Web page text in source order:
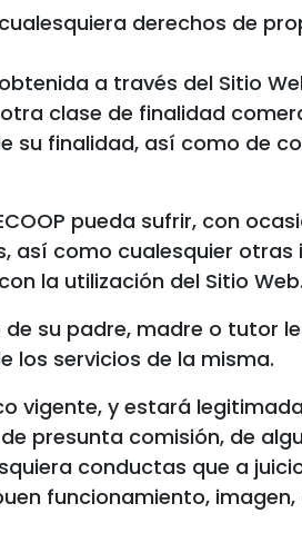
derechos de
a través del Sitio
clase de finalidad
su finalidad, así como de
pueda sufrir, con
así como cualesquier otras
la utilización del Sitio Web.
su padre, madre o tutor
los servicios de la misma.
vigente, y estará
presunta comisión, de
conductas que a juicio
funcionamiento,